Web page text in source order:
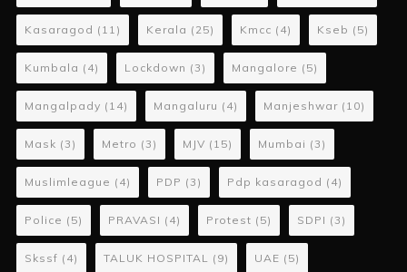
Kasaragod (11) Kerala (25) Kmcc (4) Kseb (5)
Kumbala (4) Lockdown (3) Mangalore (5)
Mangalpady (14) Mangaluru (4) Manjeshwar (10)
Mask (3) Metro (3) MJV (15) Mumbai (3)
Muslimleague (4) PDP (3) Pdp kasaragod (4)
Police (5) PRAVASI (4) Protest (5) SDPI (3)
Skssf (4) TALUK HOSPITAL (9) UAE (5)